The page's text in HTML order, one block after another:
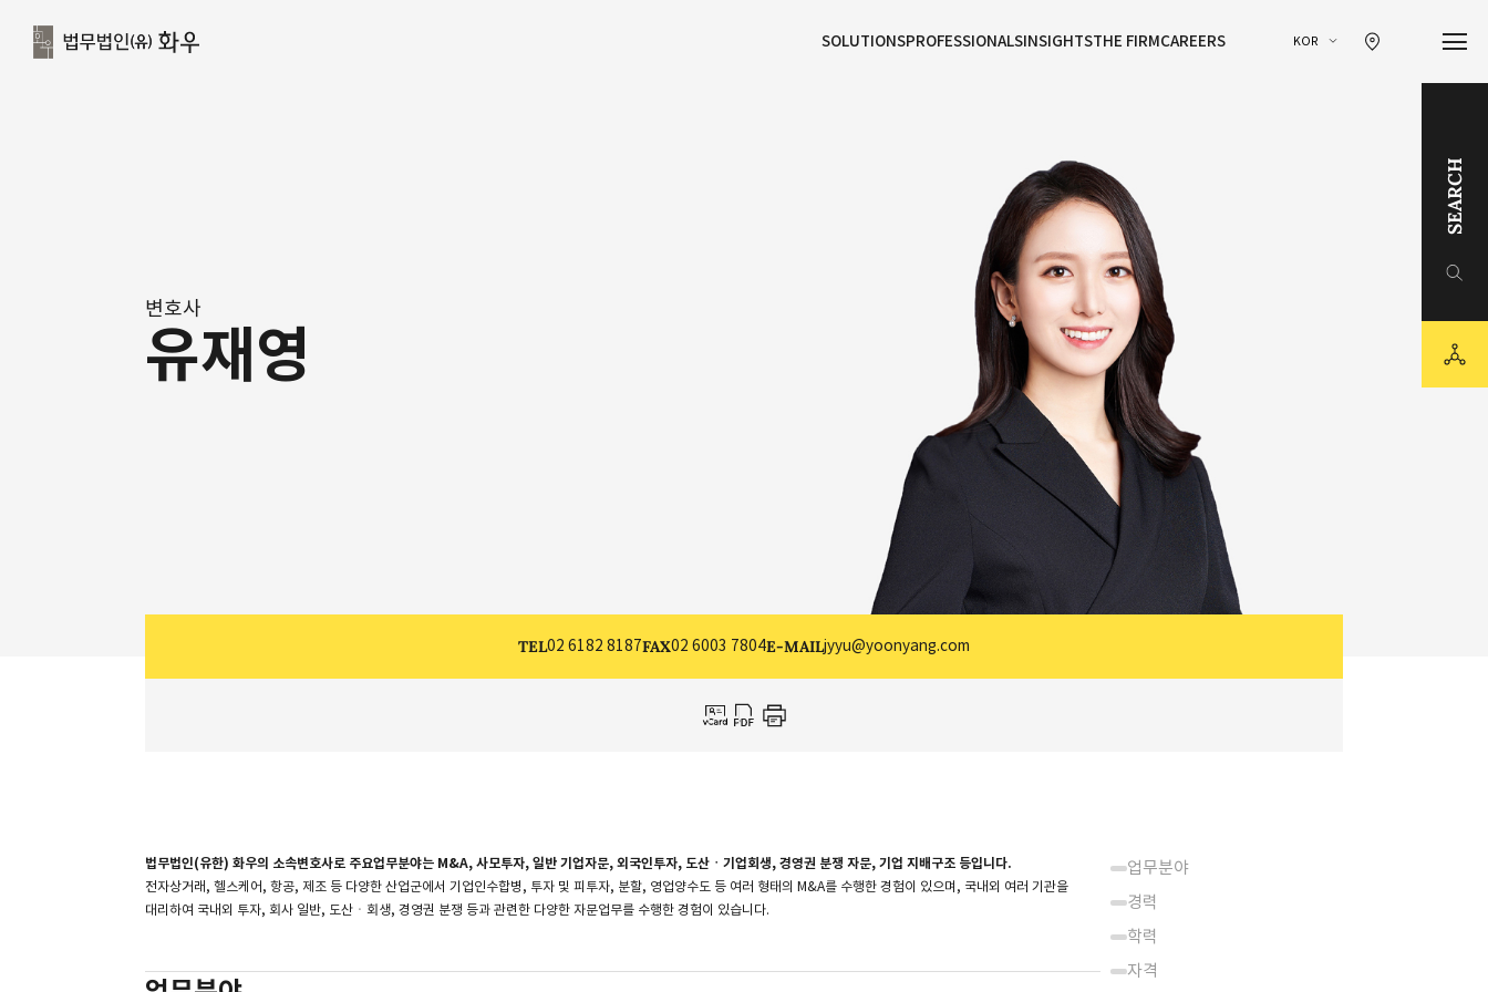
SOLUTIONSPROFESSIONALSINSIGHTSTHE FIRMCAREERS KOR
SEARCH
유재영
변호사
TEL02 6182 8187FAX02 6003 7804E-MAILjyyu@yoonyang.com
법무법인(유한) 화우의 소속변호사로 주요업무분야는 M&A, 사모투자, 일반 기업자문, 외국인투자, 도산ㆍ기업회생, 경영권 분쟁 자문, 기업 지배구조 등입니다.
전자상거래, 헬스케어, 항공, 제조 등 다양한 산업군에서 기업인수합병, 투자 및 피투자, 분할, 영업양수도 등 여러 형태의 M&A를 수행한 경험이 있으며, 국내외 여러 기관을
대리하여 국내외 투자, 회사 일반, 도산ㆍ회생, 경영권 분쟁 등과 관련한 다양한 자문업무를 수행한 경험이 있습니다.
업무분야
경력
학력
자격